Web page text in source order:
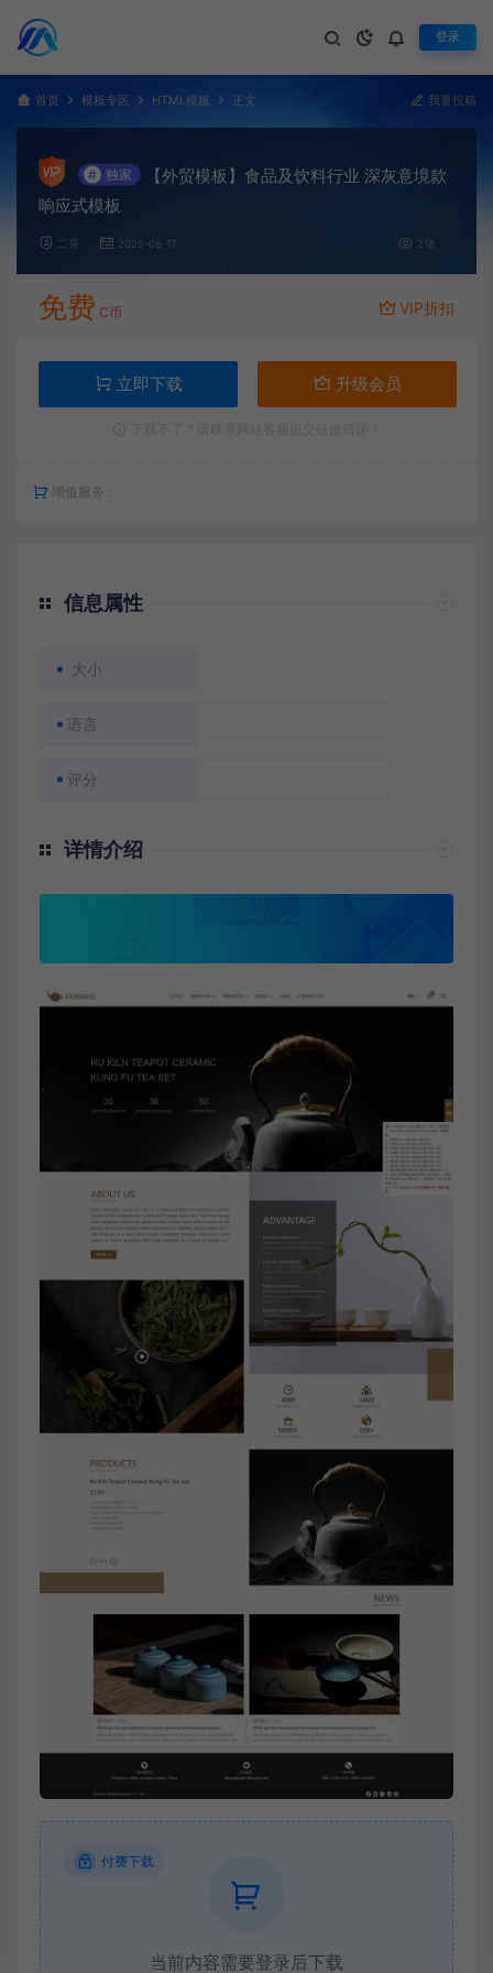
登录
首页 模板专区 HTML模板 正文 我要投稿
# 独家
【外贸模板】食品及饮料行业 深灰意境款
响应式模板
二哥 2025-08-17 218
免费 C币 VIP折扣
立即下载 升级会员
增值服务：
信息属性
大小
语言
评分
详情介绍
付费下载
当前内容需要登录后下载